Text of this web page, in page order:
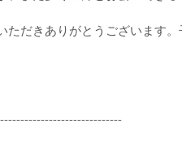
ただきありがとうございます